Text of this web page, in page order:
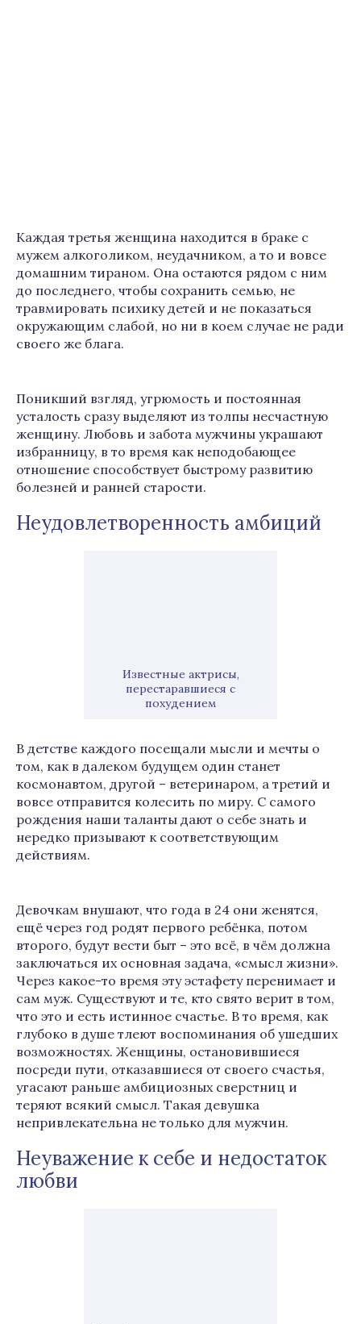
Каждая третья женщина находится в браке с
мужем алкоголиком, неудачником, а то и вовсе
домашним тираном. Она остаются рядом с ним
до последнего, чтобы сохранить семью, не
травмировать психику детей и не показаться
окружающим слабой, но ни в коем случае не ради
своего же блага.
Поникший взгляд, угрюмость и постоянная
усталость сразу выделяют из толпы несчастную
женщину. Любовь и забота мужчины украшают
избранницу, в то время как неподобающее
отношение способствует быстрому развитию
болезней и ранней старости.
Неудовлетворенность амбиций
Известные актрисы,
перестаравшиеся с
похудением
В детстве каждого посещали мысли и мечты о
том, как в далеком будущем один станет
космонавтом, другой – ветеринаром, а третий и
вовсе отправится колесить по миру. С самого
рождения наши таланты дают о себе знать и
нередко призывают к соответствующим
действиям.
Девочкам внушают, что года в 24 они женятся,
ещё через год родят первого ребёнка, потом
второго, будут вести быт – это всё, в чём должна
заключаться их основная задача, «смысл жизни».
Через какое-то время эту эстафету перенимает и
сам муж. Существуют и те, кто свято верит в том,
что это и есть истинное счастье. В то время, как
глубоко в душе тлеют воспоминания об ушедших
возможностях. Женщины, остановившиеся
посреди пути, отказавшиеся от своего счастья,
угасают раньше амбициозных сверстниц и
теряют всякий смысл. Такая девушка
непривлекательна не только для мужчин.
Неуважение к себе и недостаток
любви